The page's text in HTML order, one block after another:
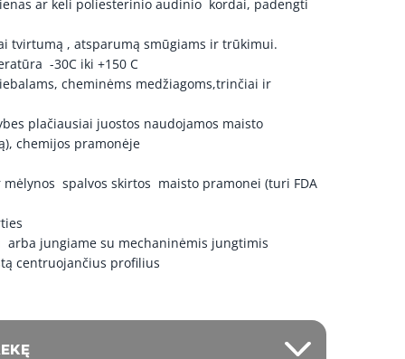
Su pvm: 7,99 €
Sandėlyje
Su pvm: 47,86 € -
Sandėlyje 25,48 €
ar keli poliesterinio audinio kordai, padengti
tvirtumą , atsparumą smūgiams ir trūkimui.
-30C iki +150 C
cheminėms medžiagoms,trinčiai ir
plačiausiai juostos naudojamos maisto
chemijos pramonėje
mėlynos spalvos skirtos maisto pramonei (turi FDA
arba jungiame su mechaninėmis jungtimis
centruojančius profilius